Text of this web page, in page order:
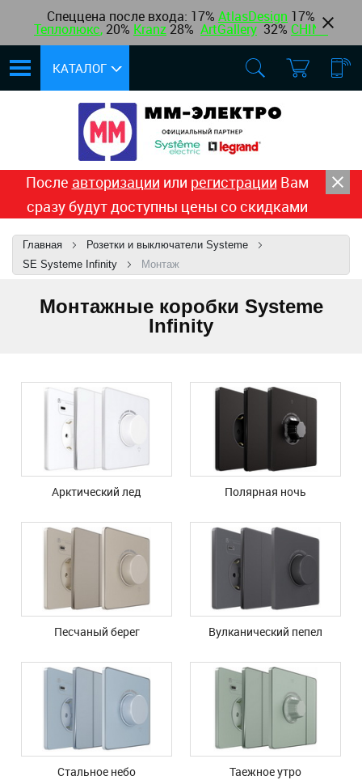
Спеццена после входа: 17% AtlasDesign 17%
Теплолюкс, 20% Kranz 28% ArtGallery 32% CHINT
КАТАЛОГ
После авторизации или регистрации Вам
сразу будут доступны цены со скидками
Главная
Розетки и выключатели Systeme
SE Systeme Infinity
Монтаж
Монтажные коробки Systeme
Infinity
Арктический лед Полярная ночь
Песчаный берег Вулканический пепел
Стальное небо Таежное утро